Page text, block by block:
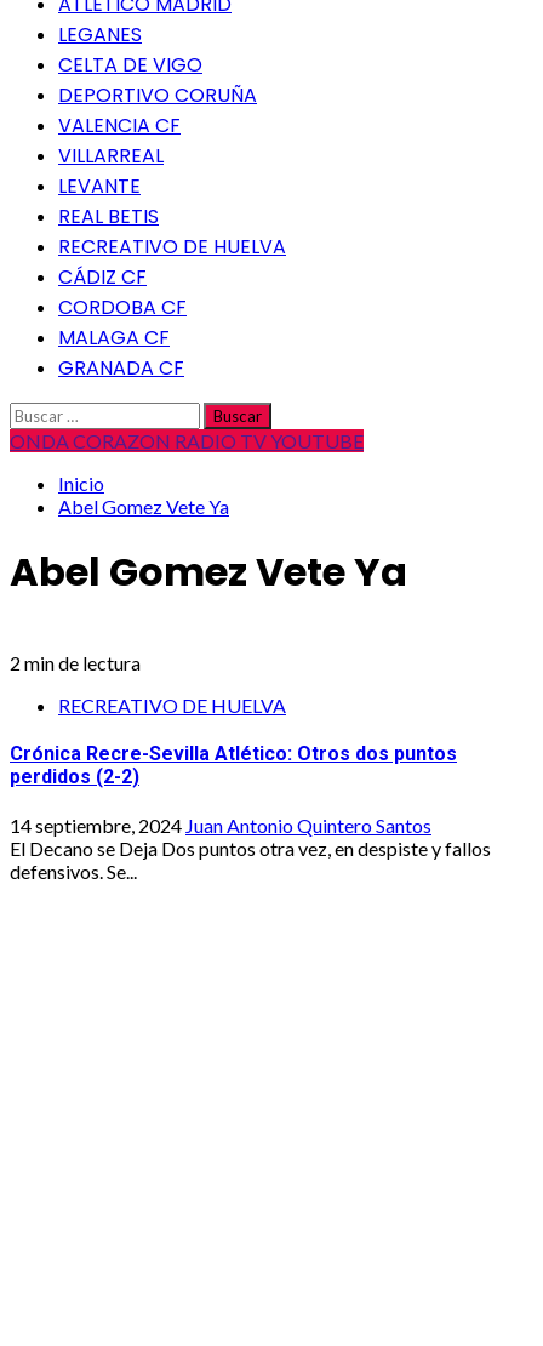
LEGANES
CELTA DE VIGO
DEPORTIVO CORUÑA
VALENCIA CF
VILLARREAL
LEVANTE
REAL BETIS
RECREATIVO DE HUELVA
CÁDIZ CF
CORDOBA CF
MALAGA CF
GRANADA CF
Buscar:
ONDA CORAZON RADIO TV YOUTUBE
Inicio
Abel Gomez Vete Ya
Abel Gomez Vete Ya
2 min de lectura
RECREATIVO DE HUELVA
Crónica Recre-Sevilla Atlético: Otros dos puntos
perdidos (2-2)
14 septiembre, 2024 Juan Antonio Quintero Santos
El Decano se Deja Dos puntos otra vez, en despiste y fallos
defensivos. Se...